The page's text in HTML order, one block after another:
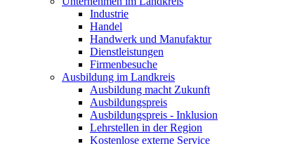
Industrie
Handel
Handwerk und Manufaktur
Dienstleistungen
Firmenbesuche
Ausbildung im Landkreis
Ausbildung macht Zukunft
Ausbildungspreis
Ausbildungspreis - Inklusion
Lehrstellen in der Region
Kostenlose externe Service